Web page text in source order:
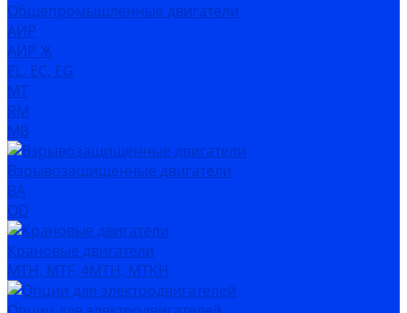
Общепромышленные двигатели
АИР
АИР Ж
EL, EC, EG
MT
RM
MB
Взрывозащищенные двигатели
ВА
OD
Крановые двигатели
MTH, MTF, 4MTH, MTKH